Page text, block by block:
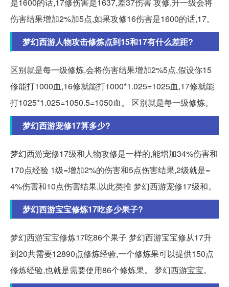
伤害结果增加2%加5点,如果攻修16伤害是1600的话,17。
梦幻西游人物攻击修炼点到15和17有什么差距?
区别就是每一级修炼,会将伤害结果增加2%5点,假设你15
修能打1000血,16修就能打1000*1.025=1025血,17修就能
打1025*1.025=1050.5=1050血。 区别就是每一级修炼。
梦幻西游宠修17算多少?
梦幻西游宠修17级和人物攻修是一样的,能增加34%伤害和
170点经验 1级=增加2%的伤害和5点伤害结果,2级就是=
4%伤害和10点伤害结果,以此类推 梦幻西游宠修17级和。
梦幻西游宝宝修炼17吃多少果子?
梦幻西游宝宝修炼17吃86个果子 梦幻西游宝宝修从17升
到20共需要12890点修炼经验,一个修炼果可以提供150点
修炼经验,也就是需要使用86个修炼果。 梦幻西游宝宝。